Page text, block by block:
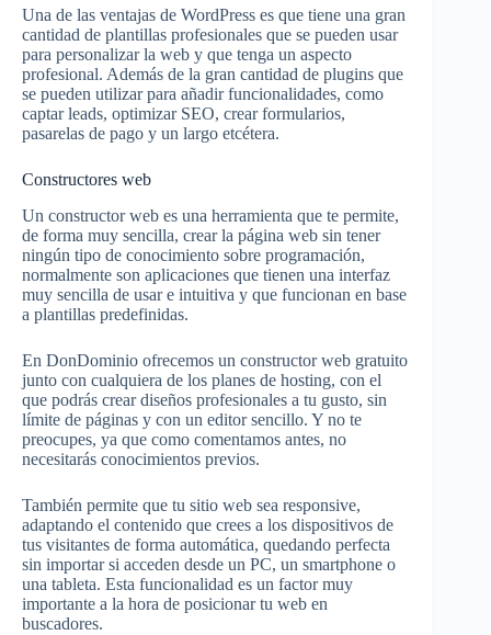
Una de las ventajas de WordPress es que tiene una gran
cantidad de plantillas profesionales que se pueden usar
para personalizar la web y que tenga un aspecto
profesional. Además de la gran cantidad de plugins que
se pueden utilizar para añadir funcionalidades, como
captar leads, optimizar SEO, crear formularios,
pasarelas de pago y un largo etcétera.
Constructores web
Un constructor web es una herramienta que te permite,
de forma muy sencilla, crear la página web sin tener
ningún tipo de conocimiento sobre programación,
normalmente son aplicaciones que tienen una interfaz
muy sencilla de usar e intuitiva y que funcionan en base
a plantillas predefinidas.
En DonDominio ofrecemos un constructor web gratuito
junto con cualquiera de los planes de hosting, con el
que podrás crear diseños profesionales a tu gusto, sin
límite de páginas y con un editor sencillo. Y no te
preocupes, ya que como comentamos antes, no
necesitarás conocimientos previos.
También permite que tu sitio web sea responsive,
adaptando el contenido que crees a los dispositivos de
tus visitantes de forma automática, quedando perfecta
sin importar si acceden desde un PC, un smartphone o
una tableta. Esta funcionalidad es un factor muy
importante a la hora de posicionar tu web en
buscadores.